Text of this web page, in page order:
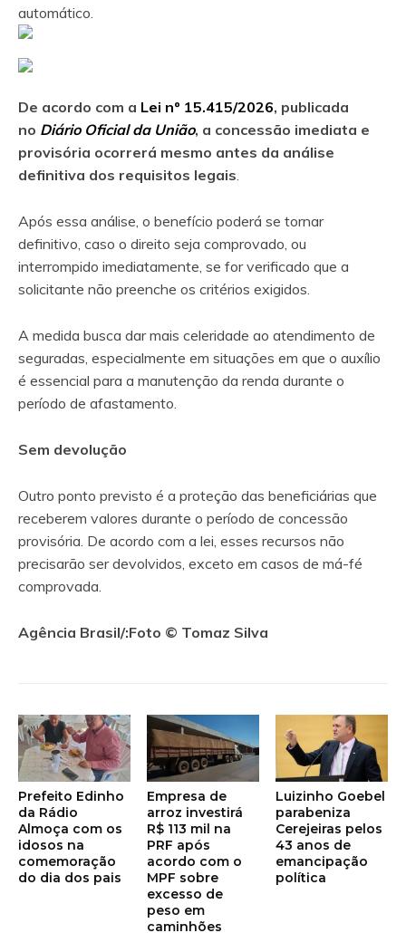
automático.
De acordo com a Lei nº 15.415/2026, publicada
no Diário Oficial da União, a concessão imediata e
provisória ocorrerá mesmo antes da análise
definitiva dos requisitos legais
Após essa análise, o benefício poderá se tornar
definitivo, caso o direito seja comprovado, ou
interrompido imediatamente, se for verificado que a
solicitante não preenche os critérios exigidos.
A medida busca dar mais celeridade ao atendimento de
seguradas, especialmente em situações em que o auxílio
é essencial para a manutenção da renda durante o
período de afastamento.
Sem devolução
Outro ponto previsto é a proteção das beneficiárias que
receberem valores durante o período de concessão
provisória. De acordo com a lei, esses recursos não
precisarão ser devolvidos, exceto em casos de má-fé
comprovada.
Agência Brasil/:Foto © Tomaz Silva
Prefeito Edinho
da Rádio
Almoça com os
idosos na
comemoração
do dia dos pais
Empresa de
arroz investirá
R$ 113 mil na
PRF após
acordo com o
MPF sobre
excesso de
peso em
caminhões
Luizinho Goebel
parabeniza
Cerejeiras pelos
43 anos de
emancipação
política